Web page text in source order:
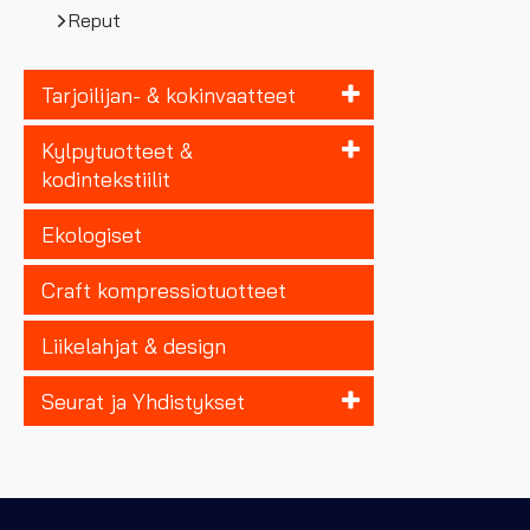
Reput
Tarjoilijan- & kokinvaatteet
Kylpytuotteet &
kodintekstiilit
Ekologiset
Craft kompressiotuotteet
Liikelahjat & design
Seurat ja Yhdistykset